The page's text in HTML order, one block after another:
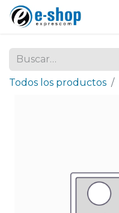
Todos los productos